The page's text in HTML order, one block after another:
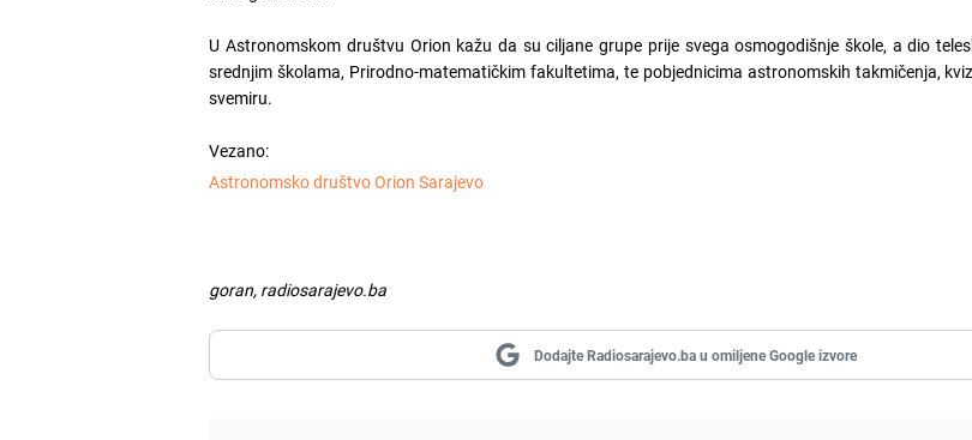
U Astronomskom društvu Orion kažu da su ciljane grupe prije svega osmogodišnje škole, a dio
srednjim školama, Prirodno-matematičkim fakultetima, te pobjednicima astronomskih takmičenja,
svemiru.
Vezano:
Astronomsko društvo Orion Sarajevo
goran, radiosarajevo.ba
Dodajte Radiosarajevo.ba u omiljene Google izvore